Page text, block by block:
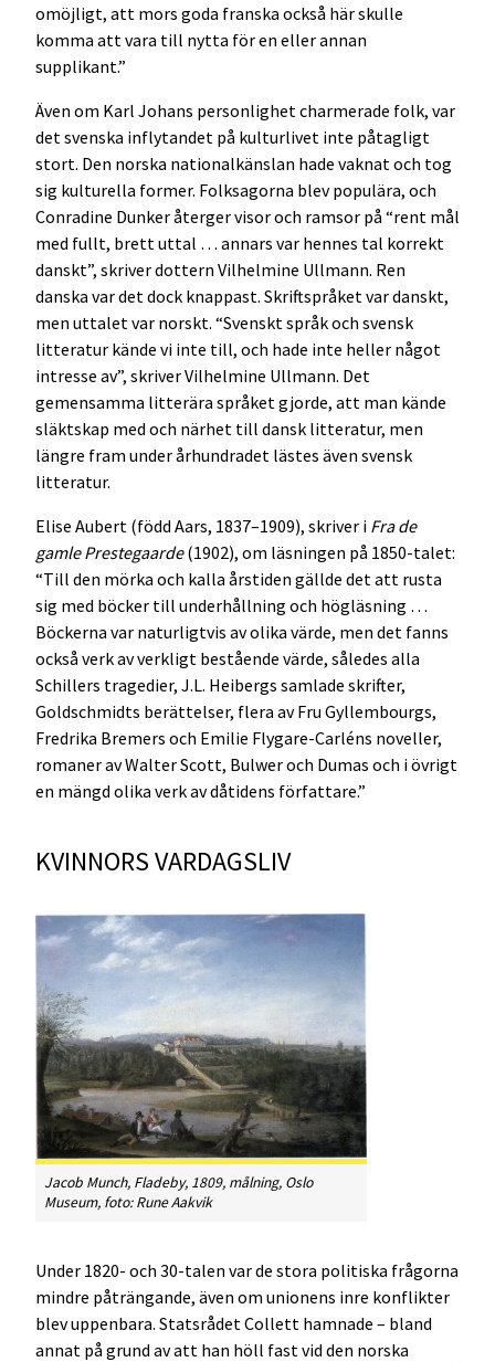
omöjligt, att mors goda franska också här skulle
komma att vara till nytta för en eller annan
supplikant.”
Även om Karl Johans personlighet charmerade folk, var
det svenska inflytandet på kulturlivet inte påtagligt
stort. Den norska nationalkänslan hade vaknat och tog
sig kulturella former. Folksagorna blev populära, och
Conradine Dunker återger visor och ramsor på “rent mål
med fullt, brett uttal … annars var hennes tal korrekt
danskt”, skriver dottern Vilhelmine Ullmann. Ren
danska var det dock knappast. Skriftspråket var danskt,
men uttalet var norskt. “Svenskt språk och svensk
litteratur kände vi inte till, och hade inte heller något
intresse av”, skriver Vilhelmine Ullmann. Det
gemensamma litterära språket gjorde, att man kände
släktskap med och närhet till dansk litteratur, men
längre fram under århundradet lästes även svensk
litteratur.
Elise Aubert (född Aars, 1837–1909), skriver i Fra de
gamle Prestegaarde(1902), om läsningen på 1850-talet:
“Till den mörka och kalla årstiden gällde det att rusta
sig med böcker till underhållning och högläsning …
Böckerna var naturligtvis av olika värde, men det fanns
också verk av verkligt bestående värde, således alla
Schillers tragedier, J.L. Heibergs samlade skrifter,
Goldschmidts berättelser, flera av Fru Gyllembourgs,
Fredrika Bremers och Emilie Flygare-Carléns noveller,
romaner av Walter Scott, Bulwer och Dumas och i övrigt
en mängd olika verk av dåtidens författare.”
KVINNORS VARDAGSLIV
Jacob Munch, Fladeby, 1809, målning, Oslo
Museum, foto: Rune Aakvik
Under 1820- och 30-talen var de stora politiska frågorna
mindre påträngande, även om unionens inre konflikter
blev uppenbara. Statsrådet Collett hamnade – bland
annat på grund av att han höll fast vid den norska